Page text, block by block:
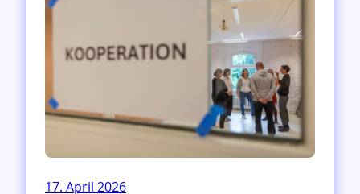
E
D
A
T
E
:
Z
u
k
17. April 2026